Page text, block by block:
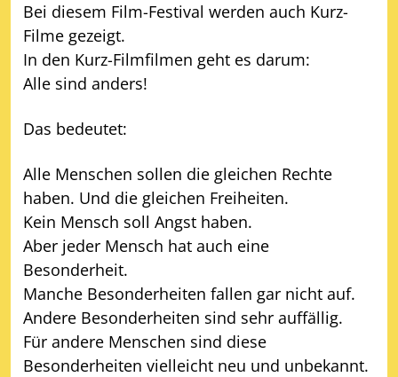
Bei diesem Film-Festival werden auch Kurz-
Filme gezeigt.
In den Kurz-Filmfilmen geht es darum:
Alle sind anders!
Das bedeutet:
Alle Menschen sollen die gleichen Rechte
haben. Und die gleichen Freiheiten.
Kein Mensch soll Angst haben.
Aber jeder Mensch hat auch eine
Besonderheit.
Manche Besonderheiten fallen gar nicht auf.
Andere Besonderheiten sind sehr auffällig.
Für andere Menschen sind diese
Besonderheiten vielleicht neu und unbekannt.